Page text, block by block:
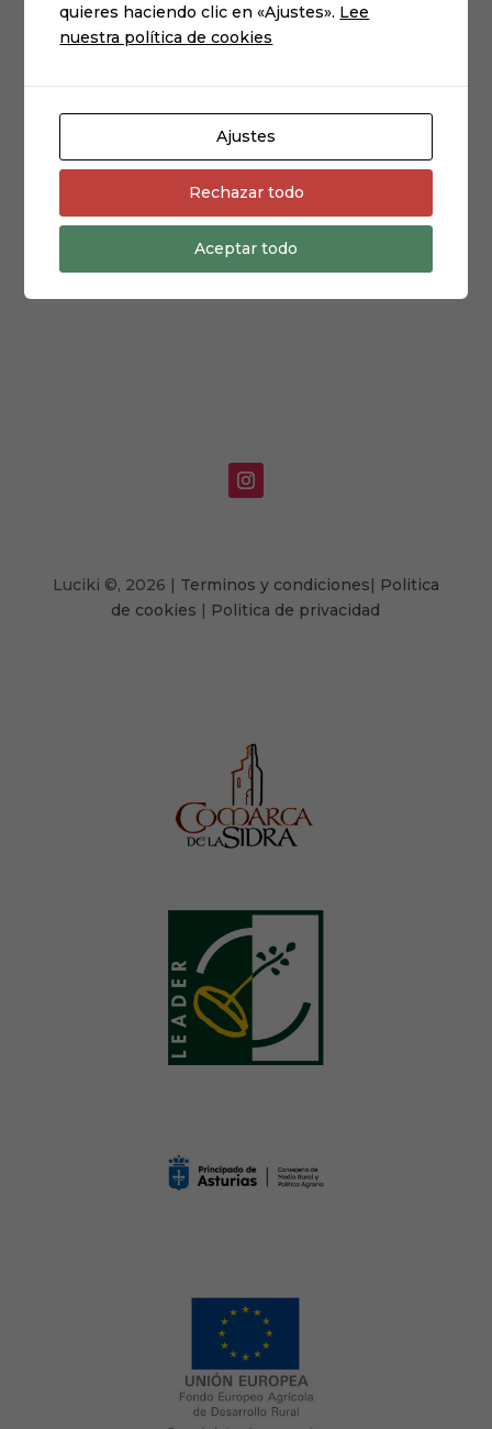
CHALECO SUTO rayas
Luciki ©, 2026 | Terminos y condiciones| Politica
de cookies | Politica de privacidad
quieres haciendo clic en «Ajustes». Lee
nuestra política de cookies
Ajustes
Rechazar todo
Aceptar todo